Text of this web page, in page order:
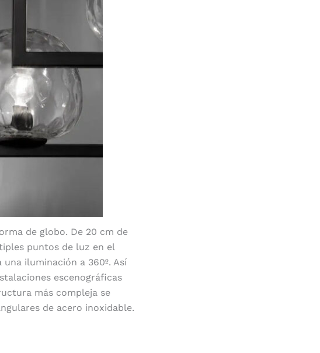
de globo. De 20 cm de
puntos de luz en el
iluminación a 360º. Así
escenográficas
más compleja se
de acero inoxidable.